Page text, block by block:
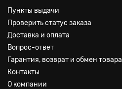
Пункты выдачи
Проверить статус заказа
Доставка и оплата
Вопрос-ответ
Гарантия, возврат и обмен товара
Контакты
О компании